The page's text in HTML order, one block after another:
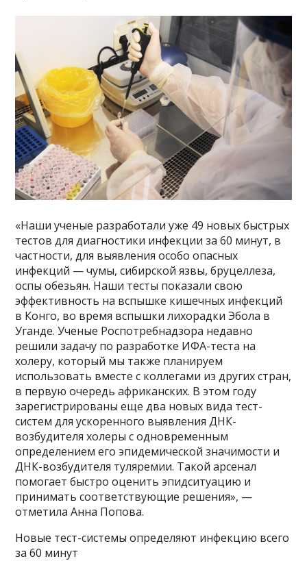
«Наши ученые разработали уже 49 новых быстрых
тестов для диагностики инфекции за 60 минут, в
частности, для выявления особо опасных
инфекций — чумы, сибирской язвы, бруцеллеза,
оспы обезьян. Наши тесты показали свою
эффективность на вспышке кишечных инфекций
в Конго, во время вспышки лихорадки Эбола в
Уганде. Ученые Роспотребнадзора недавно
решили задачу по разработке ИФА-теста на
холеру, который мы также планируем
использовать вместе с коллегами из других стран,
в первую очередь африканских. В этом году
зарегистрированы еще два новых вида тест-
систем для ускоренного выявления ДНК-
возбудителя холеры с одновременным
определением его эпидемической значимости и
ДНК-возбудителя туляремии. Такой арсенал
помогает быстро оценить эпидситуацию и
принимать соответствующие решения», —
отметила Анна Попова.
Новые тест-системы определяют инфекцию всего
за 60 минут